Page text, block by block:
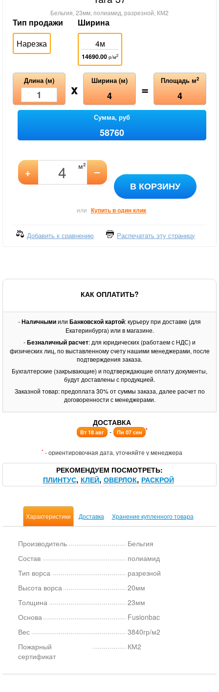
Бельгия, 23мм, полиамид, разрезной, КМ2
Тип продажи
Нарезка
Ширина
4м
14690.00 р/м2
Длина (м) x Ширина (м)
4 = Площадь м2
4
Сумма, руб
58760
+ м2 –
В КОРЗИНУ
или Купить в один клик
Добавить к сравнению Распечатать эту страницу
КАК ОПЛАТИТЬ?
-Наличнымиили Банковской картой: курьеру при доставке (для
Екатеринбурга) или в магазине.
-Безналичный расчет: для юридических (работаем с НДС) и
физических лиц, по выставленному счету нашими менеджерами, после
подтверждения заказа.
Бухгалтерские (закрывающие) и подтверждающие оплату документы,
будут доставлены с продукцией.
Заказной товар: предоплата 30% от суммы заказа, далее расчет по
договоренности с менеджерами.
ДОСТАВКА
Вт 18 авг - Пн 07 сен *
* - ориентировочная дата, уточняйте у менеджера
РЕКОМЕНДУЕМ ПОСМОТРЕТЬ
ПЛИНТУС КЛЕЙ ОВЕРЛОК РАСКРОЙ
Характеристики Доставка Хранение купленного товара
Производитель
Бельгия
Состав
полиамид
Тип ворса
разрезной
Высота ворса
20мм
Толщина
23мм
Основа
Fusionbac
Вес
3840гр/м2
Пожарный
сертификат
КМ2